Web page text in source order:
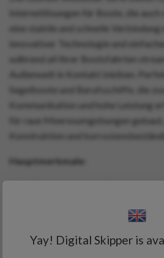
Internetlösungen für Boote, die auch
eine stabile und schnelle Verbindung
innovativer Technologie und
während all Ihrer Bootsfahrten
Außenwelt in Kontakt bleiben.
Segelboote und Berufsschiffe, die
Kommunikation und hohe Leistung
für raue Meeresumgebungen
Konstruktion und
Hauptmerkmale:
Einfache Installation und
Perfekt für Streaming, Surfen
Geeignet für Freizeitboote,
Yay! Digital Skipper is